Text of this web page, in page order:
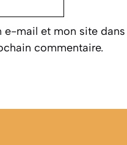
e-mail et mon site dans
commentaire.